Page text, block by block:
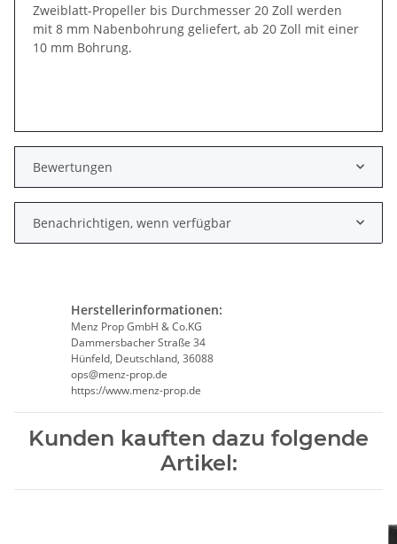
Zweiblatt-Propeller bis Durchmesser 20 Zoll werden
mit 8 mm Nabenbohrung geliefert, ab 20 Zoll mit einer
10 mm Bohrung.
Bewertungen
Benachrichtigen, wenn verfügbar
Herstellerinformationen:
Menz Prop GmbH & Co.KG
Dammersbacher Straße 34
Hünfeld, Deutschland, 36088
ops@menz-prop.de
https://www.menz-prop.de
Kunden kauften dazu folgende
Artikel: